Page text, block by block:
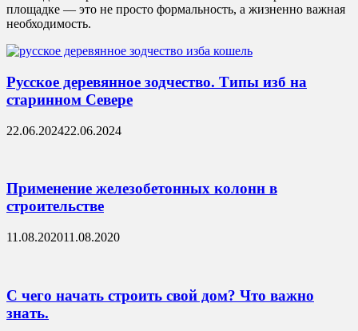
площадке — это не просто формальность, а жизненно важная
необходимость.
Русское деревянное зодчество. Типы изб на
старинном Севере
22.06.202422.06.2024
Применение железобетонных колонн в
строительстве
11.08.202011.08.2020
С чего начать строить свой дом? Что важно
знать.